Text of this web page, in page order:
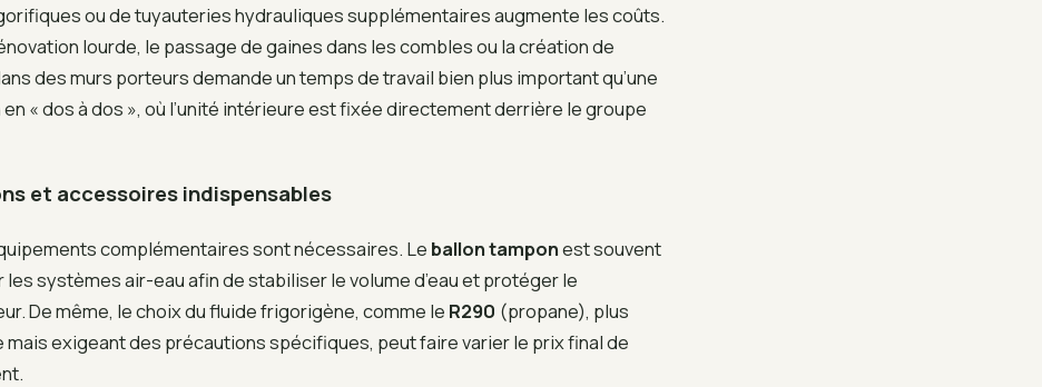
ou de tuyauteries hydrauliques supplémentaires augmente les coûts.
lourde, le passage de gaines dans les combles ou la création de
des murs porteurs demande un temps de travail bien plus important qu’une
« dos à dos », où l’unité intérieure est fixée directement derrière le groupe
et accessoires indispensables
complémentaires sont nécessaires. Le ballon tamponest souvent
les systèmes air-eau afin de stabiliser le volume d’eau et protéger le
De même, le choix du fluide frigorigène, comme le R290 (propane), plus
exigeant des précautions spécifiques, peut faire varier le prix final de